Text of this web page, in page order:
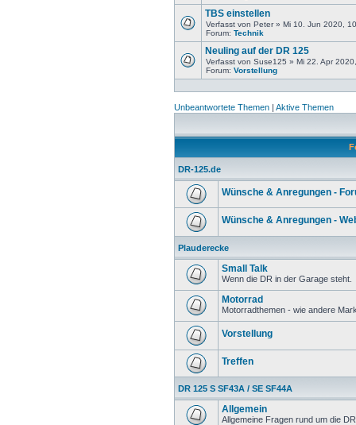
TBS einstellen
Verfasst von Peter » Mi 10. Jun 2020,
Forum: Technik
Neuling auf der DR 125
Verfasst von Suse125 » Mi 22. Apr
Forum: Vorstellung
Unbeantwortete Themen | Aktive Themen
DR-125.de
Wünsche & Anregungen -
Wünsche & Anregungen -
Plauderecke
Small Talk
Wenn die DR in der Garage steht.
Motorrad
Motorradthemen - wie andere
Vorstellung
Treffen
DR 125 S SF43A / SE SF44A
Allgemein
Allgemeine Fragen rund um die